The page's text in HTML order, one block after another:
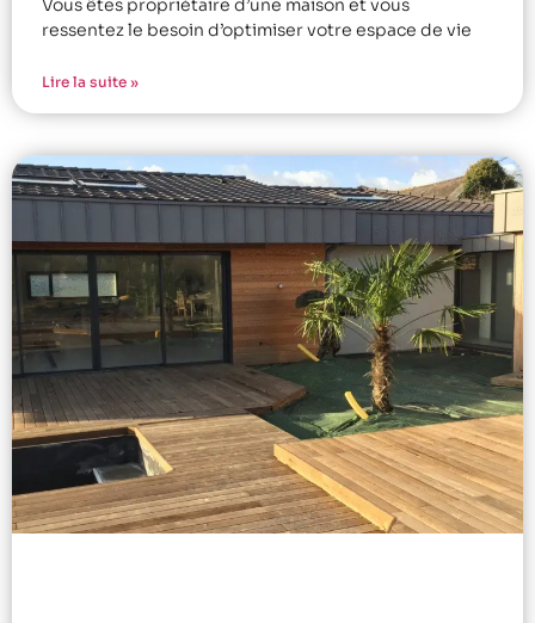
Vous êtes propriétaire d’une maison et vous
ressentez le besoin d’optimiser votre espace de vie
Lire la suite »